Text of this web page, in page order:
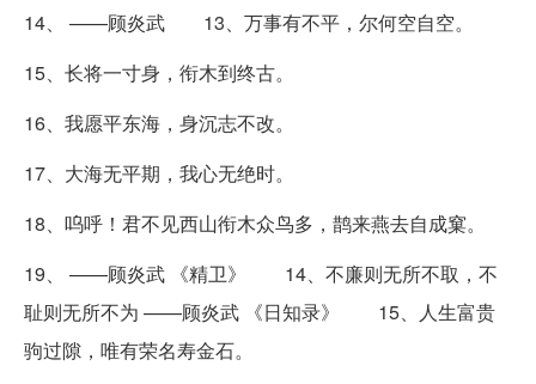
14、 ——顾炎武 13、万事有不平，尔何空自空。
15、长将一寸身，衔木到终古。
16、我愿平东海，身沉志不改。
17、大海无平期，我心无绝时。
18、呜呼！君不见西山衔木众鸟多，鹊来燕去自成窠。
19、 ——顾炎武 《精卫》 14、不廉则无所不取，不
耻则无所不为 ——顾炎武 《日知录》 15、人生富贵
驹过隙，唯有荣名寿金石。